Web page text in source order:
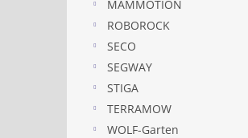
MAMMOTION
ROBOROCK
SECO
SEGWAY
STIGA
TERRAMOW
WOLF-Garten